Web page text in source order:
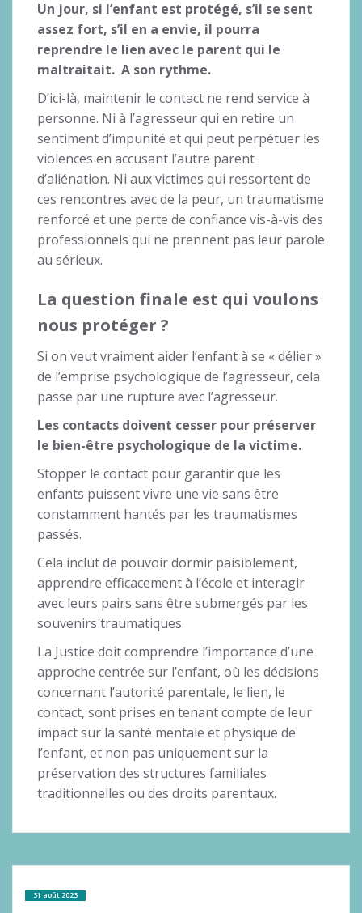
Un jour, si l’enfant est protégé, s’il se sent
assez fort, s’il en a envie, il pourra
reprendre le lien avec le parent qui le
maltraitait. A son rythme.
D’ici-là, maintenir le contact ne rend service à
personne. Ni à l’agresseur qui en retire un
sentiment d’impunité et qui peut perpétuer les
violences en accusant l’autre parent
d’aliénation. Ni aux victimes qui ressortent de
ces rencontres avec de la peur, un traumatisme
renforcé et une perte de confiance vis-à-vis des
professionnels qui ne prennent pas leur parole
au sérieux.
La question finale est qui voulons
nous protéger ?
Si on veut vraiment aider l’enfant à se « délier »
de l’emprise psychologique de l’agresseur, cela
passe par une rupture avec l’agresseur.
Les contacts doivent cesser pour préserver
le bien-être psychologique de la victime.
Stopper le contact pour garantir que les
enfants puissent vivre une vie sans être
constamment hantés par les traumatismes
passés.
Cela inclut de pouvoir dormir paisiblement,
apprendre efficacement à l’école et interagir
avec leurs pairs sans être submergés par les
souvenirs traumatiques.
La Justice doit comprendre l’importance d’une
approche centrée sur l’enfant, où les décisions
concernant l’autorité parentale, le lien, le
contact, sont prises en tenant compte de leur
impact sur la santé mentale et physique de
l’enfant, et non pas uniquement sur la
préservation des structures familiales
traditionnelles ou des droits parentaux.
31 août 2023